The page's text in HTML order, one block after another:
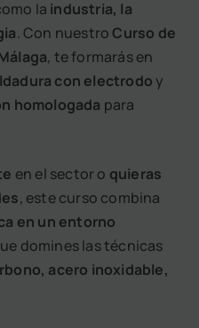
la industria, la
. Con nuestroCurso de
, te formarás en
con electrodo y
homologada para
en el sector o quieras
, este curso combina
en un entorno
domines las técnicas
acero inoxidable,